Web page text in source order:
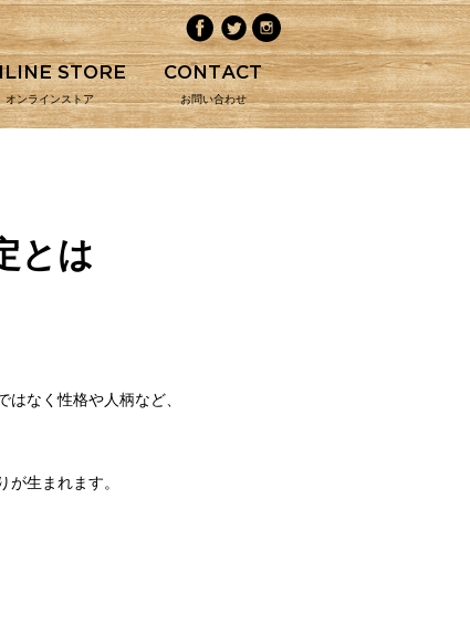
STORE
オンラインストア
CONTACT
お問い合わせ
とは
なく性格や人柄など、
生まれます。